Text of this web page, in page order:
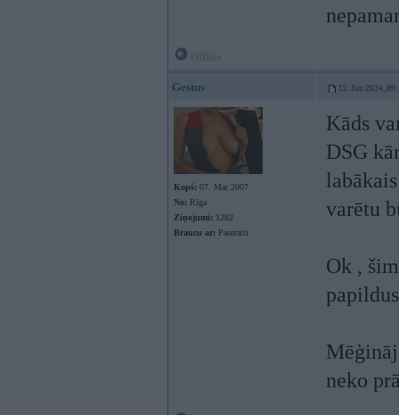
Gestus 12. Jun 2024,
Kopš: 07. Mar 2007
No: Rīga
Ziņojumi: 1282
Braucu ar: Paseratti
Kāds
DSG
varētu
Ok ,
neko